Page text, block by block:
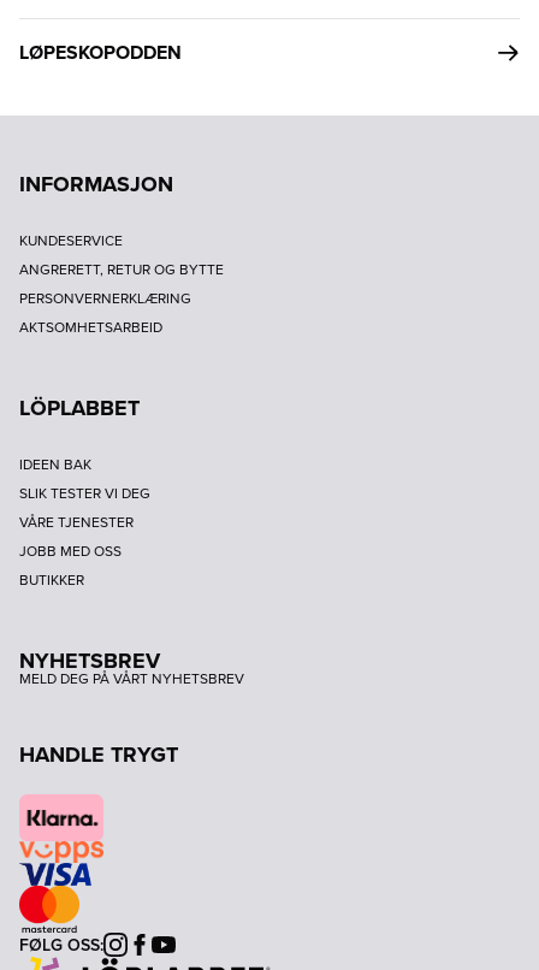
LØPESKOPODDEN
INFORMASJON
KUNDESERVICE
ANGRERETT, RETUR OG BYTTE
PERSONVERNERKLÆRING
AKTSOMHETSARBEID
LÖPLABBET
IDEEN BAK
SLIK TESTER VI DEG
VÅRE TJENESTER
JOBB MED OSS
BUTIKKER
NYHETSBREV
MELD DEG PÅ VÅRT NYHETSBREV
HANDLE TRYGT
FØLG OSS:Instagram
Facebook
Youtube